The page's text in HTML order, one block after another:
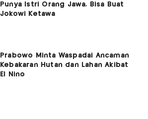
Punya Istri Orang Jawa, Bisa Buat
Jokowi Ketawa
Prabowo Minta Waspadai Ancaman
Kebakaran Hutan dan Lahan Akibat
El Nino